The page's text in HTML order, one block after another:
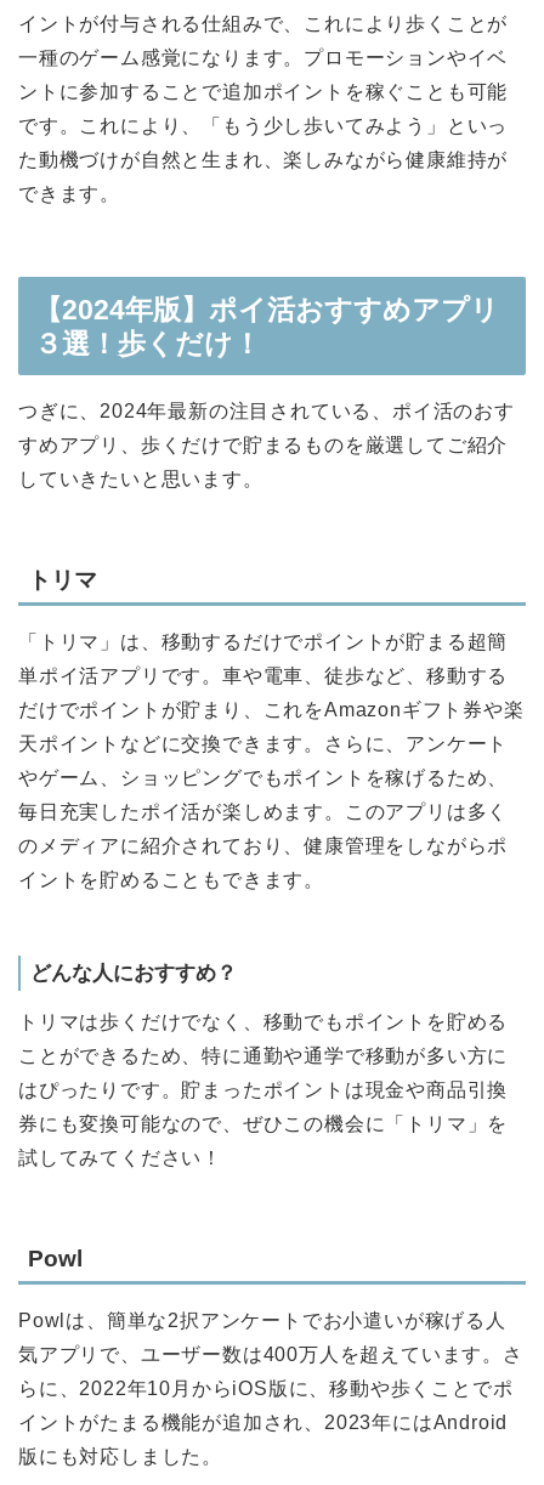
イントが付与される仕組みで、これにより歩くことが
一種のゲーム感覚になります。プロモーションやイベ
ントに参加することで追加ポイントを稼ぐことも可能
です。これにより、「もう少し歩いてみよう」といっ
た動機づけが自然と生まれ、楽しみながら健康維持が
できます。
【2024年版】ポイ活おすすめアプリ
３選！歩くだけ！
つぎに、2024年最新の注目されている、ポイ活のおす
すめアプリ、歩くだけで貯まるものを厳選してご紹介
していきたいと思います。
トリマ
「トリマ」は、移動するだけでポイントが貯まる超簡
単ポイ活アプリです。車や電車、徒歩など、移動する
だけでポイントが貯まり、これをAmazonギフト券や楽
天ポイントなどに交換できます。さらに、アンケート
やゲーム、ショッピングでもポイントを稼げるため、
毎日充実したポイ活が楽しめます。このアプリは多く
のメディアに紹介されており、健康管理をしながらポ
イントを貯めることもできます。
どんな人におすすめ？
トリマは歩くだけでなく、移動でもポイントを貯める
ことができるため、特に通勤や通学で移動が多い方に
はぴったりです。貯まったポイントは現金や商品引換
券にも変換可能なので、ぜひこの機会に「トリマ」を
試してみてください！
Powl
Powlは、簡単な2択アンケートでお小遣いが稼げる人
気アプリで、ユーザー数は400万人を超えています。さ
らに、2022年10月からiOS版に、移動や歩くことでポ
イントがたまる機能が追加され、2023年にはAndroid
版にも対応しました。